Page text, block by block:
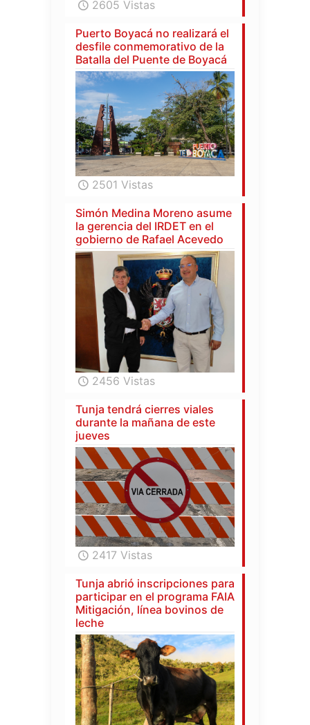
2605 Vistas
Puerto Boyacá no realizará el
desfile conmemorativo de la
Batalla del Puente de Boyacá
2501 Vistas
Simón Medina Moreno asume
la gerencia del IRDET en el
gobierno de Rafael Acevedo
2456 Vistas
Tunja tendrá cierres viales
durante la mañana de este
jueves
2417 Vistas
Tunja abrió inscripciones para
participar en el programa FAIA
Mitigación, línea bovinos de
leche